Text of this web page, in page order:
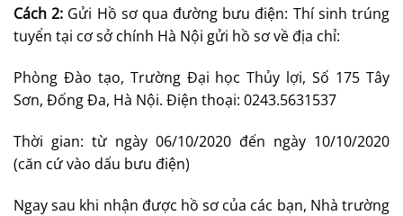
Cách 2: Gửi Hồ sơ qua đường bưu điện: Thí sinh trúng
tuyển tại cơ sở chính Hà Nội gửi hồ sơ về địa chỉ:
Phòng Đào tạo, Trường Đại học Thủy lợi, Số 175 Tây
Sơn, Đống Đa, Hà Nội. Điện thoại: 0243.5631537
Thời gian: từ ngày 06/10/2020 đến ngày 10/10/2020
(căn cứ vào dấu bưu điện)
Ngay sau khi nhận được hồ sơ của các bạn, Nhà trường